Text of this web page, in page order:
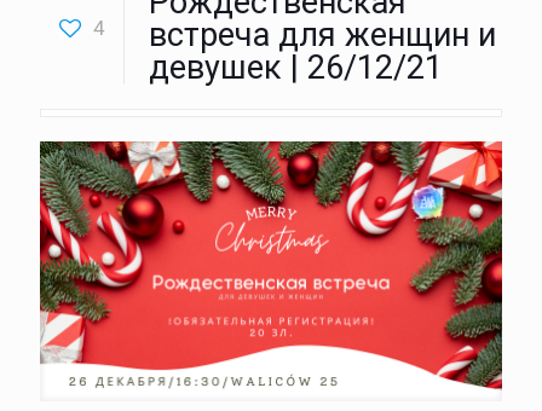
4
встреча для женщин и
девушек | 26/12/21